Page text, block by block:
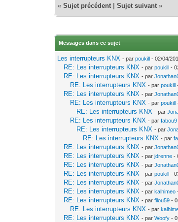
«Sujet précédent |Sujet suivant »
Messages dans ce sujet
Les interrupteurs KNX - parpoukill - 02/04/
RE: Les interrupteurs KNX - parpoukill -
RE: Les interrupteurs KNX - par
RE: Les interrupteurs KNX - parpoukill
RE: Les interrupteurs KNX - par
RE: Les interrupteurs KNX - parpoukill
RE: Les interrupteurs KNX - par
RE: Les interrupteurs KNX - parfabou9
RE: Les interrupteurs KNX - par
RE: Les interrupteurs KNX - par
RE: Les interrupteurs KNX - par
RE: Les interrupteurs KNX - parjdrenne -
RE: Les interrupteurs KNX - par
RE: Les interrupteurs KNX - parpoukill -
RE: Les interrupteurs KNX - par
RE: Les interrupteurs KNX - parkalhimeo
RE: Les interrupteurs KNX - parfilou59 -
RE: Les interrupteurs KNX - par
RE: Les interrupteurs KNX - parWoofy -